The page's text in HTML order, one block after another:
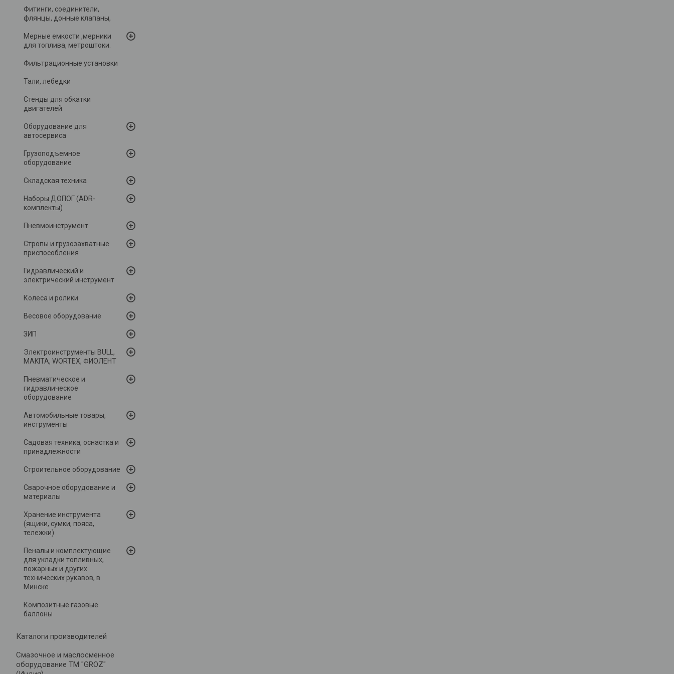
Фитинги, соединители,
флянцы, донные клапаны,
Мерные емкости ,мерники
для топлива, метроштоки.
Фильтрационные установки
Тали, лебедки
Стенды для обкатки
двигателей
Оборудование для
автосервиса
Грузоподъемное
оборудование
Складская техника
Наборы ДОПОГ (ADR-
комплекты)
Пневмоинструмент
Стропы и грузозахватные
приспособления
Гидравлический и
электрический инструмент
Колеса и ролики
Весовое оборудование
ЗИП
Электроинструменты BULL,
MAKITA, WORTEX, ФИОЛЕНТ
Пневматическое и
гидравлическое
оборудование
Автомобильные товары,
инструменты
Садовая техника, оснастка и
принадлежности
Строительное оборудование
Сварочное оборудование и
материалы
Хранение инструмента
(ящики, сумки, пояса,
тележки)
Пеналы и комплектующие
для укладки топливных,
пожарных и других
технических рукавов, в
Минске
Композитные газовые
баллоны
Каталоги производителей
Cмазочное и маслосменное
оборудование ТМ "GROZ"